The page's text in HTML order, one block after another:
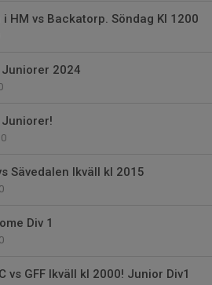
HM vs Backatorp. Söndag Kl 1200
2024
0
Sävedalen Ikväll kl 2015
0
Div 1
0
vs GFF Ikväll kl 2000! Junior Div1